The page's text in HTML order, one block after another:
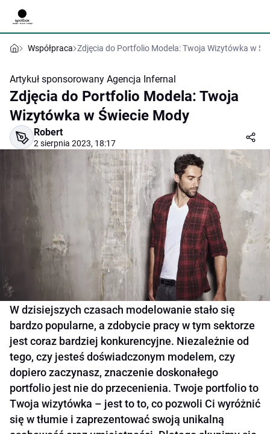
Współpraca Zdjęcia do Portfolio Modela: Twoja Wizytówka w
Artykuł sponsorowany Agencja Infernal
Zdjęcia do Portfolio Modela: Twoja
Wizytówka w Świecie Mody
Robert
2 sierpnia 2023, 18:17
W dzisiejszych czasach modelowanie stało się
bardzo popularne, a zdobycie pracy w tym sektorze
jest coraz bardziej konkurencyjne. Niezależnie od
tego, czy jesteś doświadczonym modelem, czy
dopiero zaczynasz, znaczenie doskonałego
portfolio jest nie do przecenienia. Twoje portfolio to
Twoja wizytówka – jest to to, co pozwoli Ci wyróżnić
się w tłumie i zaprezentować swoją unikalną